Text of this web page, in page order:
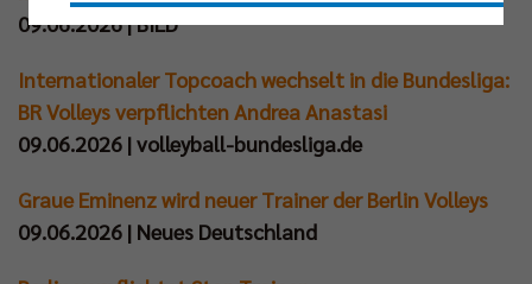
09.06.2026 | BILD
Internationaler Topcoach wechselt in die Bundesliga:
BR Volleys verpflichten Andrea Anastasi
09.06.2026 | volleyball-bundesliga.de
Graue Eminenz wird neuer Trainer der Berlin Volleys
09.06.2026 | Neues Deutschland
Nur essenzielle Cookies akzeptieren
Impressum|Datenschutzerklärung